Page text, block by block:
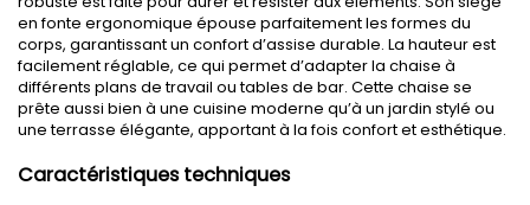
en fonte ergonomique épouse parfaitement les formes du
corps, garantissant un confort d’assise durable. La hauteur est
facilement réglable, ce qui permet d’adapter la chaise à
différents plans de travail ou tables de bar. Cette chaise se
prête aussi bien à une cuisine moderne qu’à un jardin stylé ou
une terrasse élégante, apportant à la fois confort et esthétique.
Caractéristiques techniques